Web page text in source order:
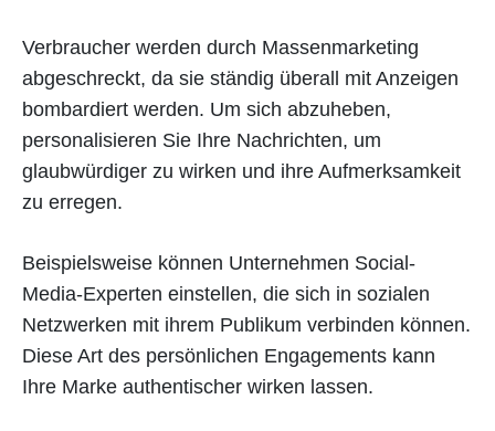
Verbraucher werden durch Massenmarketing
abgeschreckt, da sie ständig überall mit Anzeigen
bombardiert werden. Um sich abzuheben,
personalisieren Sie Ihre Nachrichten, um
glaubwürdiger zu wirken und ihre Aufmerksamkeit
zu erregen.
Beispielsweise können Unternehmen Social-
Media-Experten einstellen, die sich in sozialen
Netzwerken mit ihrem Publikum verbinden können.
Diese Art des persönlichen Engagements kann
Ihre Marke authentischer wirken lassen.